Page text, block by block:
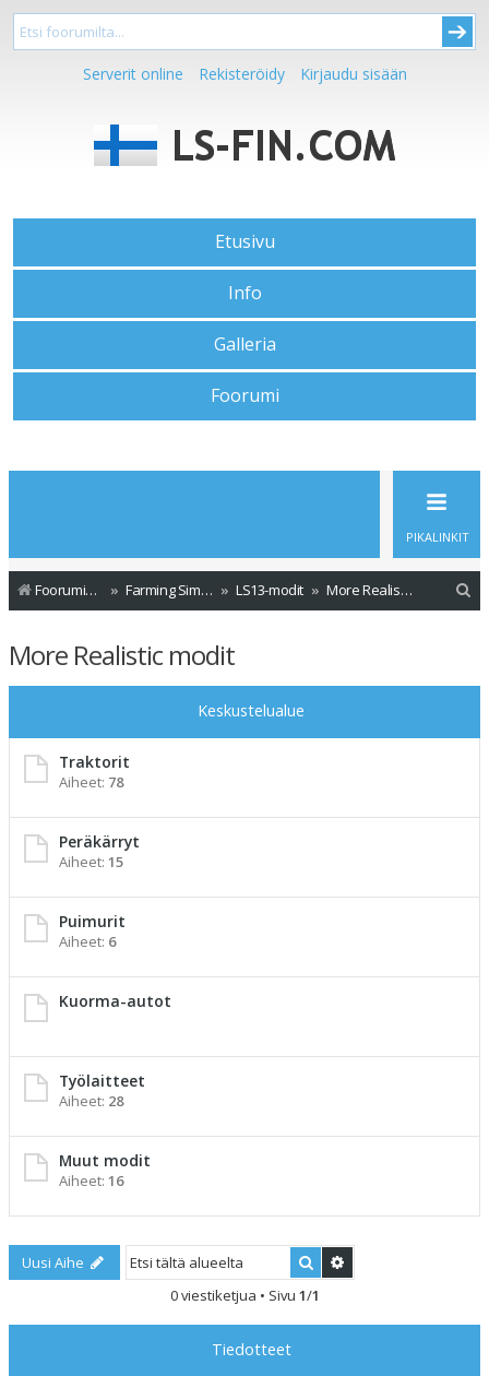
Serverit online Rekisteröidy Kirjaudu sisään
Etusivu
Info
Galleria
Foorumi
PIKALINKIT
Foorumin etusivu Farming Simulator - Modit LS13-modit More Realistic modit
More Realistic modit
Keskustelualue
Traktorit
Aiheet: 78
Peräkärryt
Aiheet: 15
Puimurit
Aiheet: 6
Kuorma-autot
Työlaitteet
Aiheet: 28
Muut modit
Aiheet: 16
Uusi Aihe Etsi
0 viestiketjua • Sivu 1/1
Tiedotteet